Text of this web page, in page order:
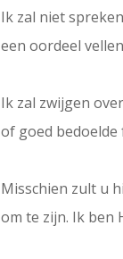
Ik zal niet
een oordeel
Ik zal zwijgen
of goed bedoelde
Misschien zult u
om te zijn. Ik ben